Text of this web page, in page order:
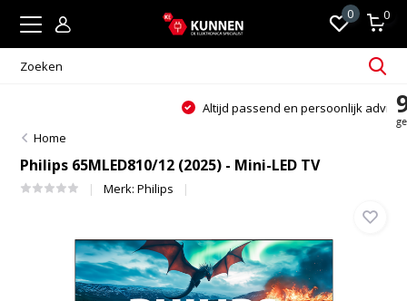
0 0
Altijd passend en persoonlijk advies
Home
Philips 65MLED810/12 (2025) - Mini-LED TV
Merk:Philips